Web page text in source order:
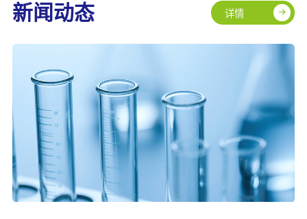
新闻动态 详情